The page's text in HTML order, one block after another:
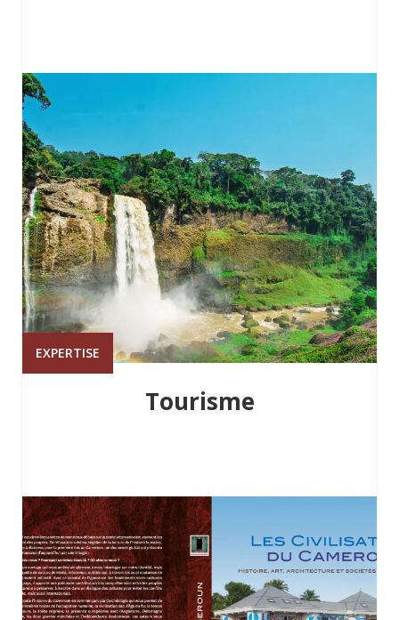
EXPERTISE
Tourisme